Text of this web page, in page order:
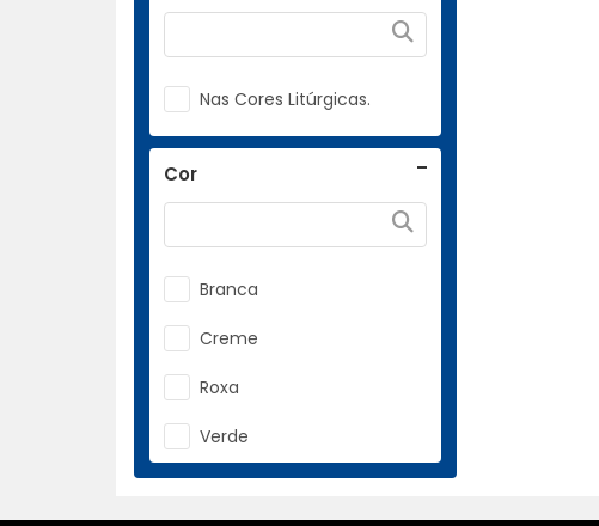
Nas Cores Litúrgicas.
Cor
Branca
Creme
Roxa
Verde
Vermelha